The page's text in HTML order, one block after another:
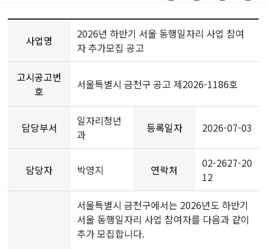
사업명
2026년 하반기 서울 동행일자리 사업 참여
자 추가모집 공고
고시공고번
호
서울특별시 금천구 공고 제2026-1186호
담당부서
일자리청년
과
등록일자 2026-07-03
담당자 박영지 연락처
02-2627-20
12
서울특별시 금천구에서는 2026년도 하반기
서울 동행일자리 사업 참여자를 다음과 같이
추가 모집합니다.